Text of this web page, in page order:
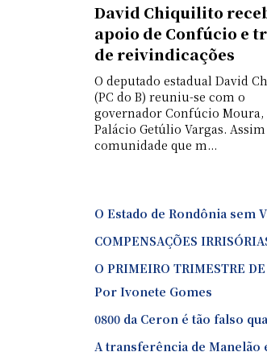
David Chiquilito
apoio de Confúcio e
de reivindicações
O deputado estadual David
(PC do B) reuniu-se com o
governador Confúcio Moura,
Palácio Getúlio Vargas.
comunidade que m...
O Estado de Rondônia sem
COMPENSAÇÕES
O PRIMEIRO TRIMESTRE
Por Ivonete Gomes
0800 da Ceron é tão falso
A transferência de Manelão